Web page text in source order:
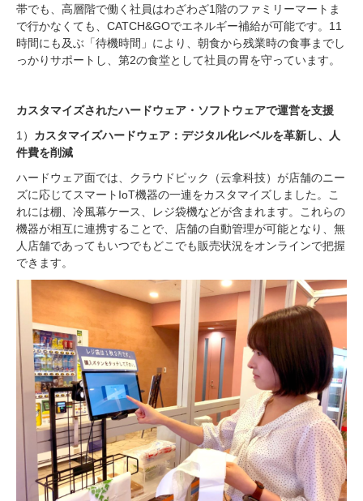
帯でも、高層階で働く社員はわざわざ1階のファミリーマートま
で行かなくても、CATCH&GOでエネルギー補給が可能です。11
時間にも及ぶ「待機時間」により、朝食から残業時の食事までし
っかりサポートし、第2の食堂として社員の胃を守っています。
カスタマイズされたハードウェア・ソフトウェアで運営を支援
1） カスタマイズハードウェア：デジタル化レベルを革新し、人
件費を削減
ハードウェア面では、クラウドピック（云拿科技）が店舗のニー
ズに応じてスマートIoT機器の一連をカスタマイズしました。こ
れには棚、冷風幕ケース、レジ袋機などが含まれます。これらの
機器が相互に連携することで、店舗の自動管理が可能となり、無
人店舗であってもいつでもどこでも販売状況をオンラインで把握
できます。